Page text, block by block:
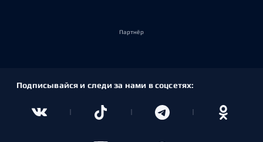
Партнёр
Подписывайся и следи за нами в соцсетях: